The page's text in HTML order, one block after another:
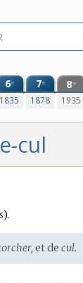
6e
1835
7e
1878
8e
1935
cul
).
et decul.